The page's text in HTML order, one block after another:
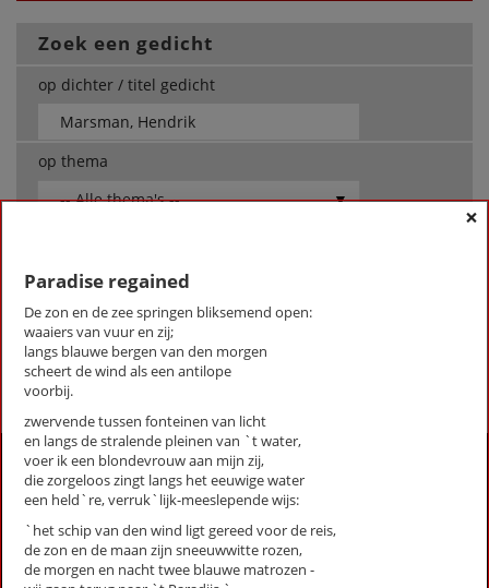
Zoek een gedicht
op dichter / titel gedicht
op thema
-- Alle thema's --
Marsman, Hendrik
Herinnering aan Holland
Paradise regained
«First‹Previous
1 ›Next»Last
×
Paradise regained
De zon en de zee springen bliksemend open:
waaiers van vuur en zij;
langs blauwe bergen van den morgen
scheert de wind als een antilope
voorbij.
zwervende tussen fonteinen van licht
en langs de stralende pleinen van `t water,
voer ik een blondevrouw aan mijn zij,
die zorgeloos zingt langs het eeuwige water
een held`re, verruk`lijk-meeslepende wijs:
`het schip van den wind ligt gereed voor de reis,
de zon en de maan zijn sneeuwwitte rozen,
de morgen en nacht twee blauwe matrozen -
Activiteiten
Lezingen door en over schrijvers
Stadsdichtersduo van Zeist
Boek & Film
Literatuurprijs Zeist